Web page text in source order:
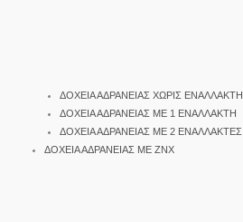
ΔΟΧΕΙΑ ΑΔΡΑΝΕΙΑΣ ΧΩΡΙΣ ΕΝΑΛΛΑΚΤΗ
ΔΟΧΕΙΑ ΑΔΡΑΝΕΙΑΣ ΜΕ 1 ΕΝΑΛΛΑΚΤΗ
ΔΟΧΕΙΑ ΑΔΡΑΝΕΙΑΣ ΜΕ 2 ΕΝΑΛΛΑΚΤΕΣ
ΔΟΧΕΙΑ ΑΔΡΑΝΕΙΑΣ ΜΕ ΖΝΧ